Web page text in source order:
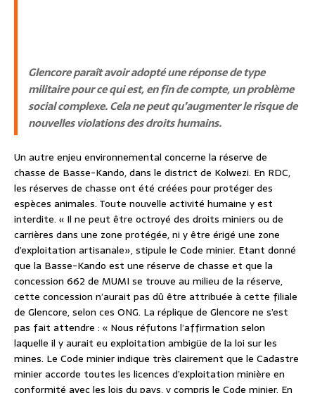
Glencore paraît avoir adopté une réponse de type
militaire pour ce qui est, en fin de compte, un problème
social complexe. Cela ne peut qu’augmenter le risque de
nouvelles violations des droits humains.
Un autre enjeu environnemental concerne la réserve de
chasse de Basse-Kando, dans le district de Kolwezi. En RDC,
les réserves de chasse ont été créées pour protéger des
espèces animales. Toute nouvelle activité humaine y est
interdite. « Il ne peut être octroyé des droits miniers ou de
carrières dans une zone protégée, ni y être érigé une zone
d’exploitation artisanale», stipule le Code minier. Etant donné
que la Basse-Kando est une réserve de chasse et que la
concession 662 de MUMI se trouve au milieu de la réserve,
cette concession n’aurait pas dû être attribuée à cette filiale
de Glencore, selon ces ONG. La réplique de Glencore ne s’est
pas fait attendre : « Nous réfutons l’affirmation selon
laquelle il y aurait eu exploitation ambigüe de la loi sur les
mines. Le Code minier indique très clairement que le Cadastre
minier accorde toutes les licences d’exploitation minière en
conformité avec les lois du pays, y compris le Code minier. En